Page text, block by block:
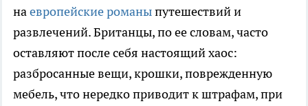
наевропейские романыпутешествий и
развлечений. Британцы, по ее словам, часто
оставляют после себя настоящий хаос:
разбросанные вещи, крошки, поврежденную
мебель, что нередко приводит к штрафам, при